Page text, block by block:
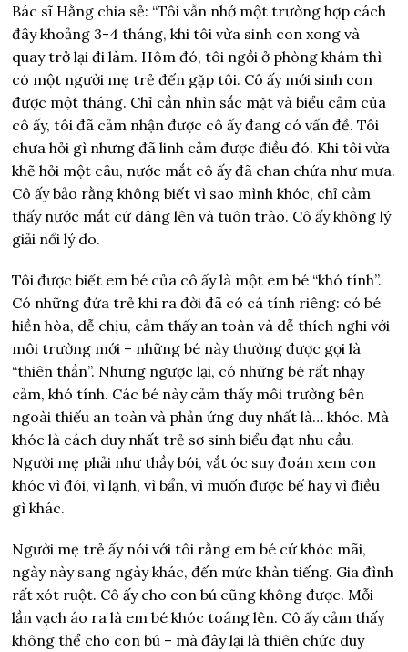
Bác sĩ Hằng chia sẻ: “Tôi vẫn nhớ một trường hợp cách
đây khoảng 3-4 tháng, khi tôi vừa sinh con xong và
quay trở lại đi làm. Hôm đó, tôi ngồi ở phòng khám thì
có một người mẹ trẻ đến gặp tôi. Cô ấy mới sinh con
được một tháng. Chỉ cần nhìn sắc mặt và biểu cảm của
cô ấy, tôi đã cảm nhận được cô ấy đang có vấn đề. Tôi
chưa hỏi gì nhưng đã linh cảm được điều đó. Khi tôi vừa
khẽ hỏi một câu, nước mắt cô ấy đã chan chứa như mưa.
Cô ấy bảo rằng không biết vì sao mình khóc, chỉ cảm
thấy nước mắt cứ dâng lên và tuôn trào. Cô ấy không lý
giải nổi lý do.
Tôi được biết em bé của cô ấy là một em bé “khó tính”.
Có những đứa trẻ khi ra đời đã có cá tính riêng: có bé
hiền hòa, dễ chịu, cảm thấy an toàn và dễ thích nghi với
môi trường mới – những bé này thường được gọi là
“thiên thần”. Nhưng ngược lại, có những bé rất nhạy
cảm, khó tính. Các bé này cảm thấy môi trường bên
ngoài thiếu an toàn và phản ứng duy nhất là… khóc. Mà
khóc là cách duy nhất trẻ sơ sinh biểu đạt nhu cầu.
Người mẹ phải như thầy bói, vắt óc suy đoán xem con
khóc vì đói, vì lạnh, vì bẩn, vì muốn được bế hay vì điều
gì khác.
Người mẹ trẻ ấy nói với tôi rằng em bé cứ khóc mãi,
ngày này sang ngày khác, đến mức khàn tiếng. Gia đình
rất xót ruột. Cô ấy cho con bú cũng không được. Mỗi
lần vạch áo ra là em bé khóc toáng lên. Cô ấy cảm thấy
không thể cho con bú – mà đây lại là thiên chức duy